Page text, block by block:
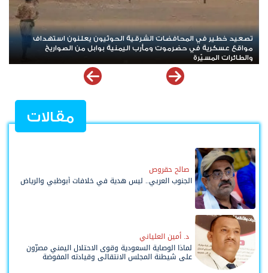
تصعيد خطير في المحافضات الشرقية الحوثيون يعلنون استهداف
مواقع عسكرية في حضرموت ومأرب اليمنية بوابل من الصواريخ
والطائرات المسيّرة
مقالات
صالح حقروص
الجنوب العربي.. ليس هدية في خلافات أبوظبي والرياض
د. أمين العلياني
لماذا الوصاية السعودية وقوى الاحتلال اليمني مصرّون
على شيطنة المجلس الانتقالي وقيادته المفوضة
وحواضنه الشعبية؟